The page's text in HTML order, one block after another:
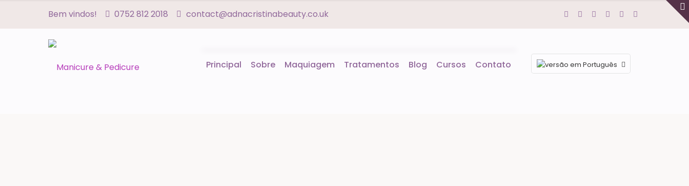
Bem vindos! 0752 812 2018 contact@adnacristinabeauty.co.uk
Principal Sobre Maquiagem Tratamentos Blog Cursos Contato